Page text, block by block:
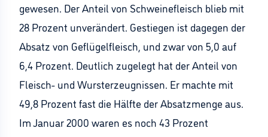
gewesen. Der Anteil von Schweinefleisch blieb mit
28 Prozent unverändert. Gestiegen ist dagegen der
Absatz von Geflügelfleisch, und zwar von 5,0 auf
6,4 Prozent. Deutlich zugelegt hat der Anteil von
Fleisch- und Wursterzeugnissen. Er machte mit
49,8 Prozent fast die Hälfte der Absatzmenge aus.
Im Januar 2000 waren es noch 43 Prozent